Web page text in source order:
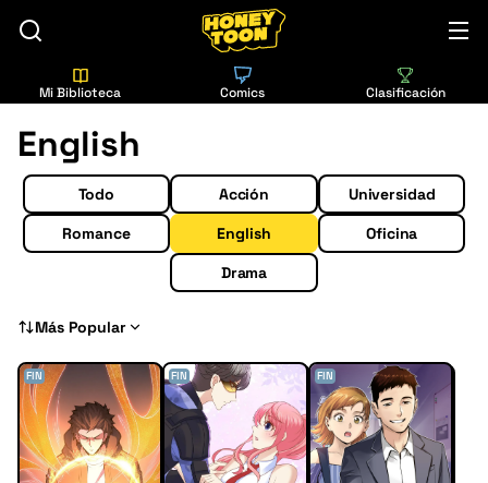
Mi Biblioteca Comics Clasificación
English
Todo Acción
Universidad
Romance
English
Oficina
Drama
Más Popular
FIN FIN FIN